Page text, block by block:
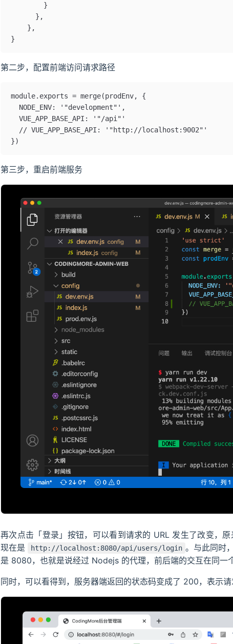
        }
      },
    },
}
第二步，配置前端访问请求路径
module.exports = merge(prodEnv, {
  NODE_ENV: '"development"',
  VUE_APP_BASE_API: '"/api"'
  // VUE_APP_BASE_API: '"http://localhost:9002"'
})
第三步，重启前端服务
再次点击「登录」按钮，可以看到请求的 URL 发生了改变，原
现在是
http://localhost:8080/api/users/login 。与此同时
是 8080，也就是说经过 Nodejs 的代理，前后端的交互在同一
同时，可以看得到，服务器端返回的状态码变成了 200，表示请